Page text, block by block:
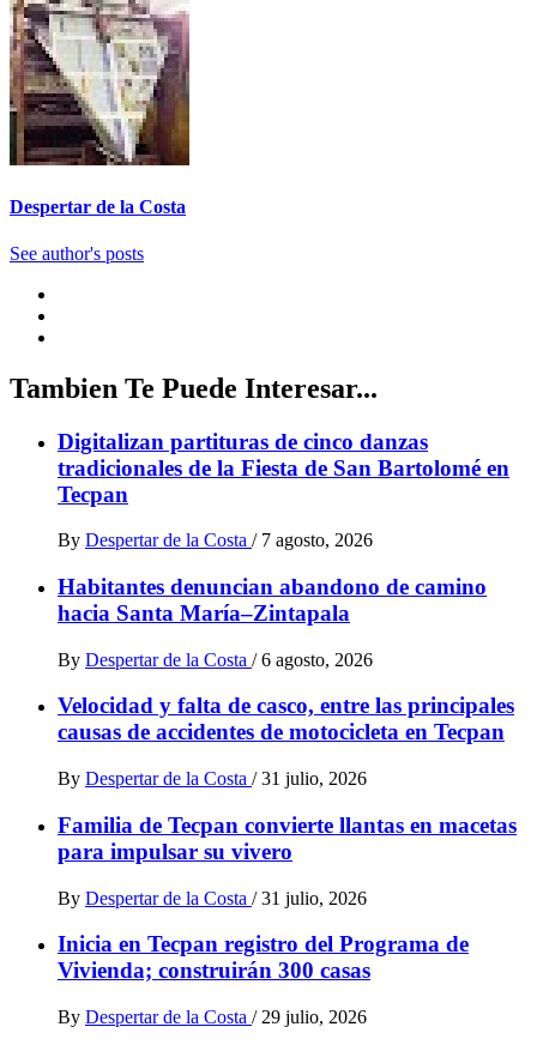
Despertar de la Costa
See author's posts
Tambien Te Puede Interesar...
Digitalizan partituras de cinco danzas
tradicionales de la Fiesta de San Bartolomé en
Tecpan
By Despertar de la Costa / 7 agosto, 2026
Habitantes denuncian abandono de camino
hacia Santa María–Zintapala
By Despertar de la Costa / 6 agosto, 2026
Velocidad y falta de casco, entre las principales
causas de accidentes de motocicleta en Tecpan
By Despertar de la Costa / 31 julio, 2026
Familia de Tecpan convierte llantas en macetas
para impulsar su vivero
By Despertar de la Costa / 31 julio, 2026
Inicia en Tecpan registro del Programa de
Vivienda; construirán 300 casas
By Despertar de la Costa / 29 julio, 2026